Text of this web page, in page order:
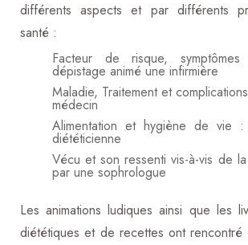
différents aspects et par différents
santé :
Facteur de risque,
dépistage animé une infirmière
Maladie, Traitement et
médecin
Alimentation et hygiène de vie
diététicienne
Vécu et son ressenti vis-à-vis de
par une sophrologue
Les animations ludiques ainsi que les
diététiques et de recettes ont rencontré